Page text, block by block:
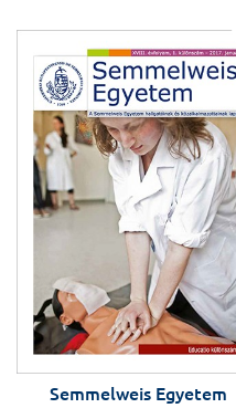
Bioinformatikai
Hatvanezer
Laboratóriumban
Célzott
kutatnak a
Immunbiológiai
Pályaorientációs
ben20
Dr. Berki Zoltán:
Ez az intézet a
intézetvezető
Meg kell látni
kiállítása a
1,5 millió forintot
Semmelweis Egyetem